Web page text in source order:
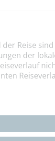
Reise sind
der